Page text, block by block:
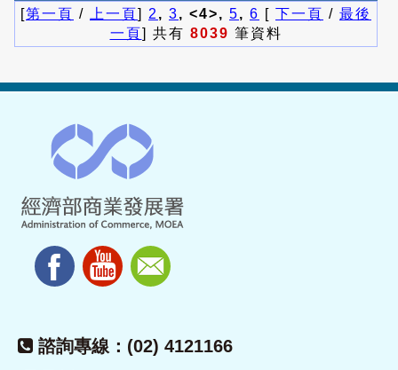
[第一頁 / 上一頁] 2 , 3, <4>, 5, 6 [ 下一頁 / 最後
一頁] 共有 8039 筆資料
諮詢專線：(02) 4121166